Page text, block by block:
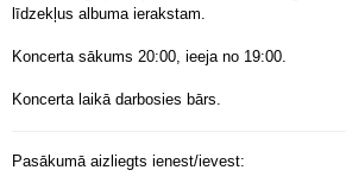
līdzekļus albuma ierakstam.
Koncerta sākums 20:00, ieeja no 19:00.
Koncerta laikā darbosies bārs.
Pasākumā aizliegts ienest/ievest: